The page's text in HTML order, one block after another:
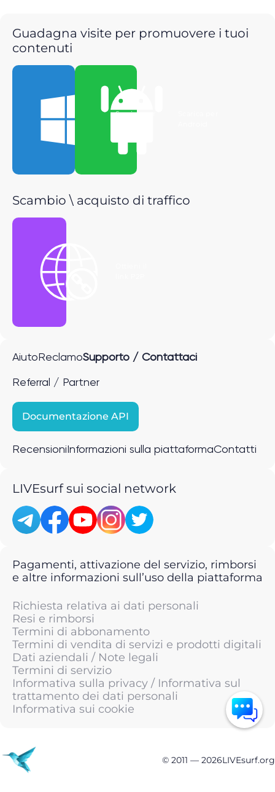
Guadagna visite per promuovere i tuoi
contenuti
Scarica per
Scambio \ acquisto di traffico
Aiuto ReclamoSupporto / Contattaci
Referral / Partner
Documentazione API
Recensioni Informazioni sulla piattaformaContatti
LIVEsurf sui social network
Pagamenti, attivazione del servizio, rimborsi
e altre informazioni sull’uso della piattaforma
Richiesta relativa ai dati personali
Resi e rimborsi
Termini di abbonamento
Termini di vendita di servizi e prodotti digitali
Dati aziendali / Note legali
Termini di servizio
Informativa sulla privacy / Informativa sul
trattamento dei dati personali
Informativa sui cookie
© 2011 — 2026LIVEsurf.org